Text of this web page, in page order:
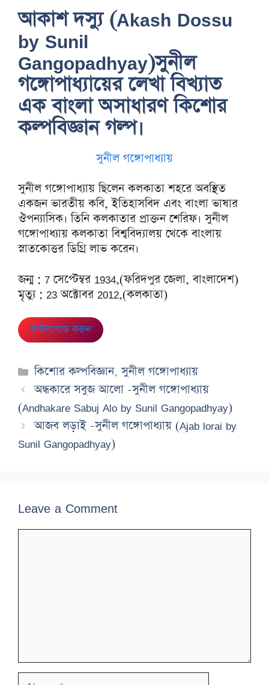
আকাশ দস্যু (Akash Dossu
by Sunil
Gangopadhyay)সুনীল
গঙ্গোপাধ্যায়ের লেখা বিখ্যাত
এক বাংলা অসাধারণ কিশোর
কল্পবিজ্ঞান গল্প।
সুনীল গঙ্গোপাধ্যায়
সুনীল গঙ্গোপাধ্যায় ছিলেন কলকাতা শহরে অবস্থিত
একজন ভারতীয় কবি, ইতিহাসবিদ এবং বাংলা ভাষার
ঔপন্যাসিক। তিনি কলকাতার প্রাক্তন শেরিফ। সুনীল
গঙ্গোপাধ্যায় কলকাতা বিশ্ববিদ্যালয় থেকে বাংলায়
স্নাতকোত্তর ডিগ্রি লাভ করেন।
জন্ম : 7 সেপ্টেম্বর 1934,(ফরিদপুর জেলা, বাংলাদেশ)
মৃত্যু : 23 অক্টোবর 2012,(কলকাতা)
ডাউনলোড করুন
Categories
কিশোর কল্পবিজ্ঞান,সুনীল গঙ্গোপাধ্যায়
অন্ধকারে সবুজ আলো -সুনীল গঙ্গোপাধ্যায়
(Andhakare Sabuj Alo by Sunil Gangopadhyay)
আজব লড়াই -সুনীল গঙ্গোপাধ্যায় (Ajab lorai by
Sunil Gangopadhyay)
Leave a Comment
Name